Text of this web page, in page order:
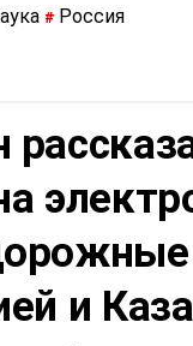
# Россия
и